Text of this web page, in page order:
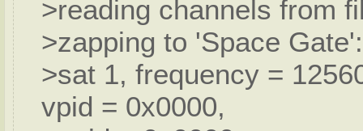
>reading channels from
>zapping to 'Space Gate':
>sat 1, frequency =
vpid = 0x0000,